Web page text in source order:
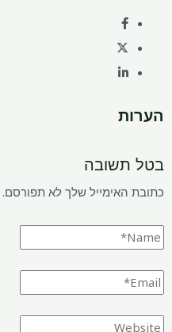
הערות
בטל תשובה
כתובת האימייל שלך לא תפורסם.